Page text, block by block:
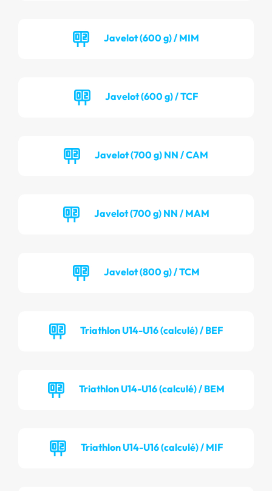
Javelot (600 g) / MIM
Javelot (600 g) / TCF
Javelot (700 g) NN / CAM
Javelot (700 g) NN / MAM
Javelot (800 g) / TCM
Triathlon U14-U16 (calculé) / BEF
Triathlon U14-U16 (calculé) / BEM
Triathlon U14-U16 (calculé) / MIF